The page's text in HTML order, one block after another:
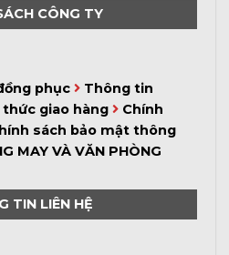
CÔNG TY
phục
Thông tin
thức giao hàng
Chính
sách bảo mật thông
MAY VÀ VĂN PHÒNG
TIN LIÊN HỆ